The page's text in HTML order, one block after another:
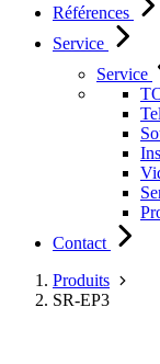
Références
Service
Service
Contact
Produits
SR-EP3